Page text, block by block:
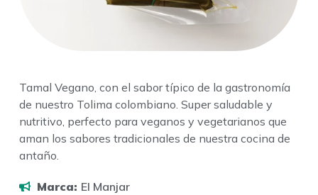
Tamal Vegano, con el sabor típico de la gastronomía
de nuestro Tolima colombiano. Super saludable y
nutritivo, perfecto para veganos y vegetarianos que
aman los sabores tradicionales de nuestra cocina de
antaño.
Marca: El Manjar